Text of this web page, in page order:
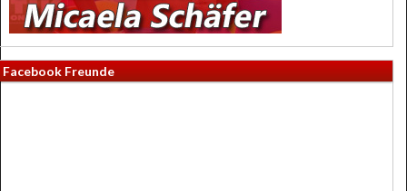
Facebook Freunde